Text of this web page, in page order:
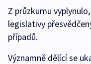
Z průzkumu
legislativy
případů.
Významně dělící se